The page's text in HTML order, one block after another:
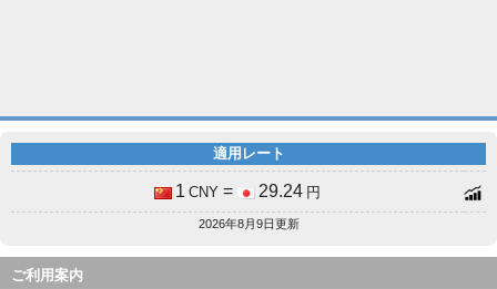
適用レート
1 CNY = 29.24 円
2026年8月9日更新
ご利用案内